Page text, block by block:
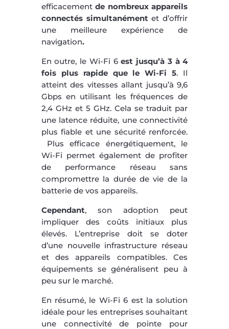
efficacementde nombreux appareils
connectés simultanémentet d’offrir
une meilleure expérience de
navigation.
En outre, le Wi-Fi 6est jusqu’à 3 à 4
fois plus rapide que le Wi-Fi 5. Il
atteint des vitesses allant jusqu’à 9,6
Gbps en utilisant les fréquences de
2,4 GHz et 5 GHz. Cela se traduit par
une latence réduite, une connectivité
plus fiable et une sécurité renforcée.
Plus efficace énergétiquement, le
Wi-Fi permet également de profiter
de performance réseau sans
compromettre la durée de vie de la
batterie de vos appareils.
Cependant, son adoption peut
impliquer des coûts initiaux plus
élevés. L’entreprise doit se doter
d’une nouvelle infrastructure réseau
et des appareils compatibles. Ces
équipements se généralisent peu à
peu sur le marché.
En résumé, le Wi-Fi 6 est la solution
idéale pour les entreprises souhaitant
une connectivité de pointe pour